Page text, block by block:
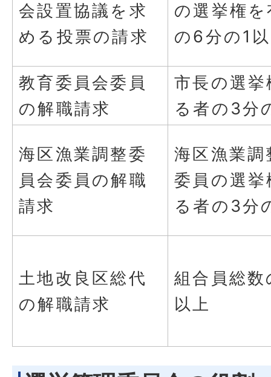
会設置協議を求
める投票の請求
の選挙権
の6分の1
教育委員会委員
の解職請求
市長の選
る者の3分
海区漁業調整委
員会委員の解職
請求
海区漁業調
委員の選
る者の3分
土地改良区総代
の解職請求
組合員総
以上